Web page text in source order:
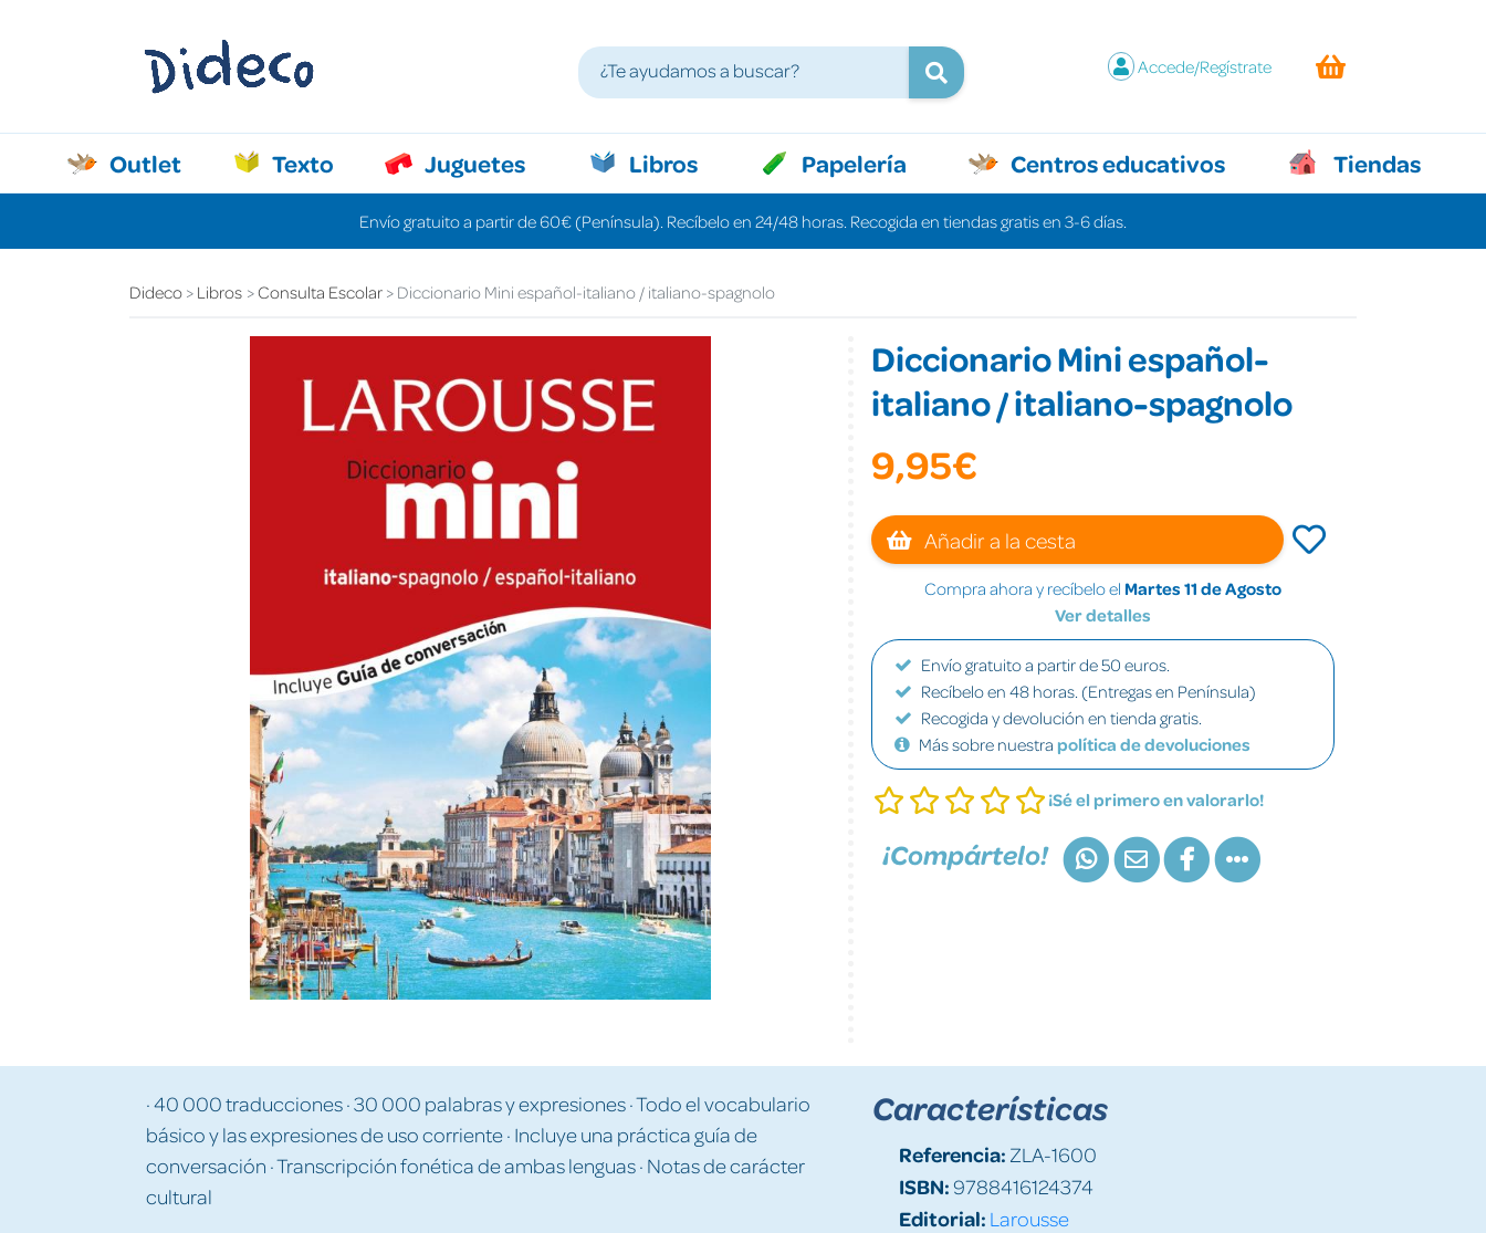
Accede/Regístrate
Outlet Texto Juguetes Libros Papelería Centros educativos Tiendas
Envío gratuito a partir de 60€ (Península). Recíbelo en 24/48 horas. Recogida en tiendas gratis en 3-6 días.
Dideco Libros Consulta Escolar Diccionario Mini español-italiano / italiano-spagnolo
Diccionario Mini español-
italiano / italiano-spagnolo
9,95€
Añadir a la cesta
Compra ahora y recíbelo el Martes 11 de Agosto
Ver detalles
Envío gratuito a partir de 50 euros.
Recíbelo en 48 horas. (Entregas en Península)
Recogida y devolución en tienda gratis.
Más sobre nuestra política de devoluciones
¡Sé el primero en valorarlo!
¡Compártelo!
· 40 000 traducciones · 30 000 palabras y expresiones · Todo el vocabulario
básico y las expresiones de uso corriente · Incluye una práctica guía de
conversación · Transcripción fonética de ambas lenguas · Notas de carácter
cultural
Características
Referencia: ZLA-1600
ISBN:9788416124374
Editorial: Larousse